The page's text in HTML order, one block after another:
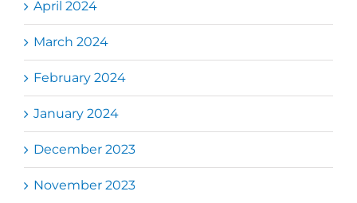
April 2024
March 2024
February 2024
January 2024
December 2023
November 2023